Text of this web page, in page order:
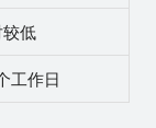
低
工作日